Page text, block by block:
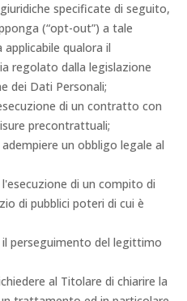
specificate di seguito,
(“opt-out”) a tale
qualora il
regolato dalla legislazione
dei Dati Personali;
di un contratto con
precontrattuali;
un obbligo legale al
di un compito di
di pubblici poteri di cui è
perseguimento del legittimo
al Titolare di chiarire la